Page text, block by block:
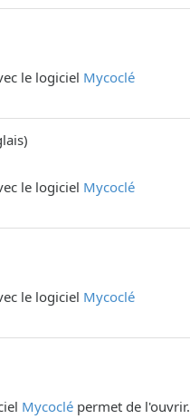
le logiciel Mycoclé
)
le logiciel Mycoclé
le logiciel Mycoclé
Mycoclé permet de l'ouvrir.